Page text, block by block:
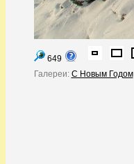
649
Галереи: С Новым Годом